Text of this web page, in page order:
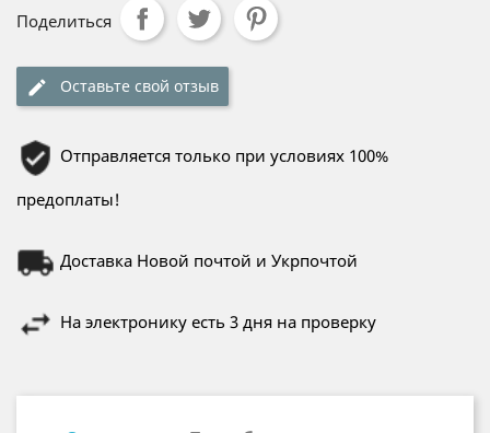
Поделиться
Оставьте свой отзыв
Отправляется только при условиях 100%
предоплаты!
Доставка Новой почтой и Укрпочтой
На электронику есть 3 дня на проверку